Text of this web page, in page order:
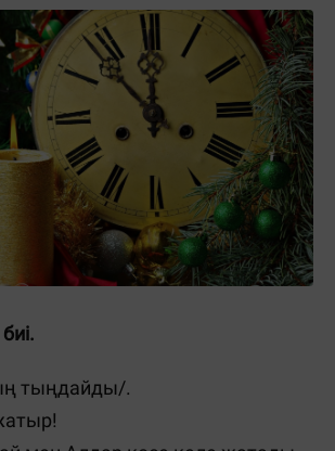
тыңдайды/.